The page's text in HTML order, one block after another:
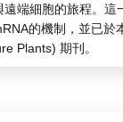
端細胞的旅程。這
的機制，並已於
Plants) 期刊。